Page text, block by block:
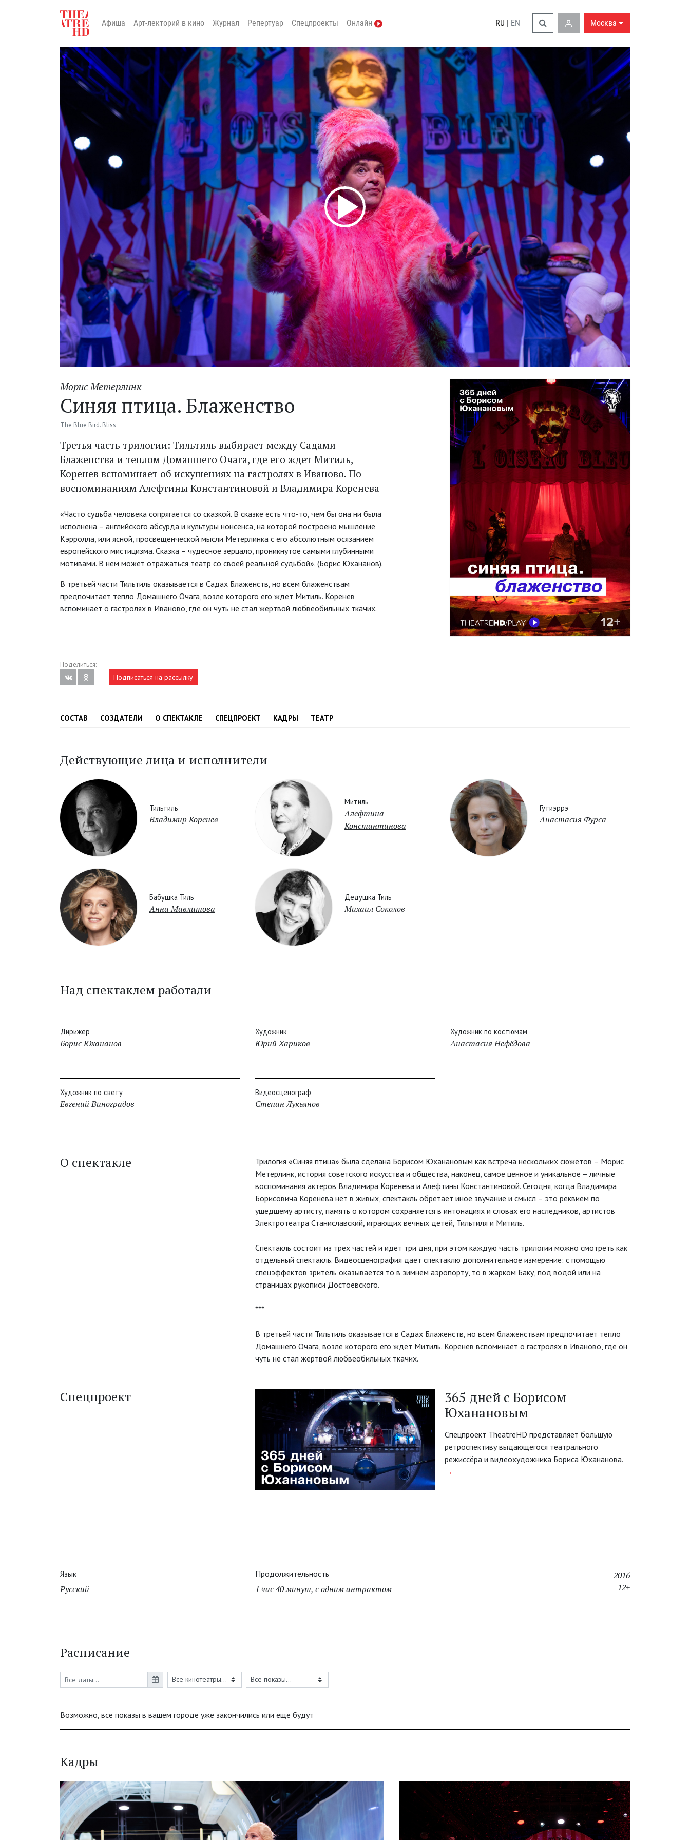
Москва
Афиша Арт-лекторий в кино Журнал Репертуар Спецпроекты Онлайн RU | EN
Морис Метерлинк
Синяя птица. Блаженство
The Blue Bird. Bliss
Третья часть трилогии: Тильтиль выбирает между Садами
Блаженства и теплом Домашнего Очага, где его ждет Митиль,
Коренев вспоминает об искушениях на гастролях в Иваново. По
воспоминаниям Алефтины Константиновой и Владимира Коренева
«Часто судьба человека сопрягается со сказкой. В сказке есть что-то, чем бы она ни была
исполнена – английского абсурда и культуры нонсенса, на которой построено мышление
Кэрролла, или ясной, просвещенческой мысли Метерлинка с его абсолютным осязанием
европейского мистицизма. Сказка – чудесное зерцало, проникнутое самыми глубинными
мотивами. В нем может отражаться театр со своей реальной судьбой». (Борис Юхананов).
В третьей части Тильтиль оказывается в Садах Блаженств, но всем блаженствам
предпочитает тепло Домашнего Очага, возле которого его ждет Митиль. Коренев
вспоминает о гастролях в Иваново, где он чуть не стал жертвой любвеобильных ткачих.
Поделиться:
Подписаться на рассылку
СОСТАВ СОЗДАТЕЛИ О СПЕКТАКЛЕ СПЕЦПРОЕКТ КАДРЫ ТЕАТР
Действующие лица и исполнители
Тильтиль
Владимир Коренев
Митиль
Алефтина
Константинова
Гутиэррэ
Анастасия Фурса
Бабушка Тиль
Анна Мавлитова
Дедушка Тиль
Михаил Соколов
Над спектаклем работали
Дирижер
Борис Юхананов
Художник
Юрий Хариков
Художник по костюмам
Анастасия Нефёдова
Художник по свету
Евгений Виноградов
Видеосценограф
Степан Лукьянов
О спектакле
Трилогия «Синяя птица» была сделана Борисом Юханановым как встреча нескольких сюжетов – Морис
Метерлинк, история советского искусства и общества, наконец, самое ценное и уникальное – личные
воспоминания актеров Владимира Коренева и Алефтины Константиновой. Сегодня, когда Владимира
Борисовича Коренева нет в живых, спектакль обретает иное звучание и смысл – это реквием по
ушедшему артисту, память о котором сохраняется в интонациях и словах его наследников, артистов
Электротеатра Станиславский, играющих вечных детей, Тильтиля и Митиль.
Спектакль состоит из трех частей и идет три дня, при этом каждую часть трилогии можно смотреть как
отдельный спектакль. Видеосценография дает спектаклю дополнительное измерение: с помощью
спецэффектов зритель оказывается то в зимнем аэропорту, то в жарком Баку, под водой или на
страницах рукописи Достоевского.
***
В третьей части Тильтиль оказывается в Садах Блаженств, но всем блаженствам предпочитает тепло
Домашнего Очага, возле которого его ждет Митиль. Коренев вспоминает о гастролях в Иваново, где он
чуть не стал жертвой любвеобильных ткачих.
Спецпроект
365 дней с Борисом
Юханановым
Спецпроект TheatreHD представляет большую
ретроспективу выдающегося театрального
режиссёра и видеохудожника Бориса Юхананова.
→
Язык
Русский
Продолжительность
1 час 40 минут, с одним антрактом
2016
12+
Расписание
Возможно, все показы в вашем городе уже закончились или еще будут
Кадры